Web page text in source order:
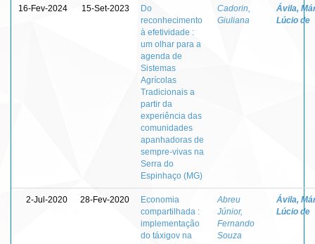
16-Fev-2024 15-Set-2023
Do
reconhecimento
à efetividade :
um olhar para a
agenda de
Sistemas
Agrícolas
Tradicionais a
partir da
experiência das
comunidades
apanhadoras de
sempre-vivas na
Serra do
Espinhaço (MG)
Cadorin,
Giuliana
Ávila,
Lúcio de
2-Jul-2020 28-Fev-2020
Economia
compartilhada :
implementação
do táxigov na
Abreu
Júnior,
Fernando
Souza
Ávila,
Lúcio de